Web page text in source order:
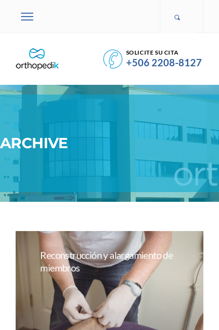
SOLICITE SU CITA
+506 2208-8127
ARCHIVE
Reconstrucción y alargamiento de
miembros